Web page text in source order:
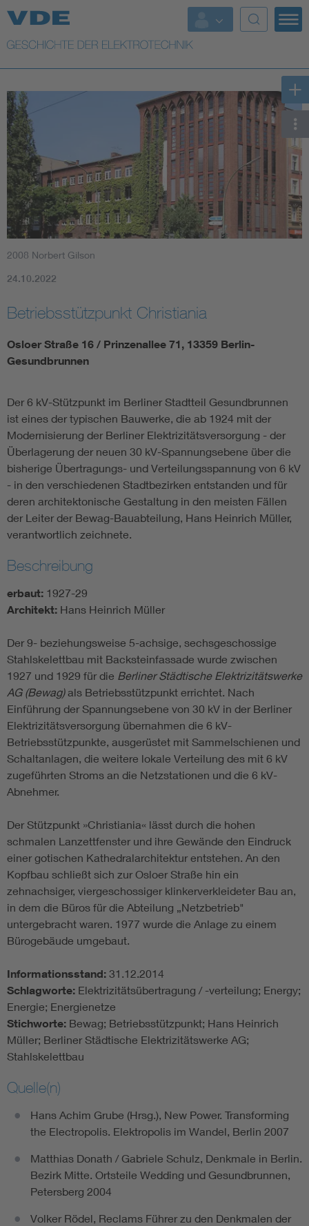
Top Themen
Weitere Themen
2008 Norbert Gilson
24.10.2022
Betriebsstützpunkt Christiania
Osloer Straße 16 / Prinzenallee 71, 13359 Berlin-
Gesundbrunnen
Der 6 kV-Stützpunkt im Berliner Stadtteil Gesundbrunnen
ist eines der typischen Bauwerke, die ab 1924 mit der
Modernisierung der Berliner Elektrizitätsversorgung - der
Überlagerung der neuen 30 kV-Spannungsebene über die
bisherige Übertragungs- und Verteilungsspannung von 6 kV
- in den verschiedenen Stadtbezirken entstanden und für
deren architektonische Gestaltung in den meisten Fällen
der Leiter der Bewag-Bauabteilung, Hans Heinrich Müller,
verantwortlich zeichnete.
Beschreibung
erbaut: 1927-29
Architekt: Hans Heinrich Müller
Der 9- beziehungsweise 5-achsige, sechsgeschossige
Stahlskelettbau mit Backsteinfassade wurde zwischen
1927 und 1929 für die Berliner Städtische Elektrizitätswerke
AG (Bewag)als Betriebsstützpunkt errichtet. Nach
Einführung der Spannungsebene von 30 kV in der Berliner
Elektrizitätsversorgung übernahmen die 6 kV-
Betriebsstützpunkte, ausgerüstet mit Sammelschienen und
Schaltanlagen, die weitere lokale Verteilung des mit 6 kV
zugeführten Stroms an die Netzstationen und die 6 kV-
Abnehmer.
Der Stützpunkt »Christiania« lässt durch die hohen
schmalen Lanzettfenster und ihre Gewände den Eindruck
einer gotischen Kathedralarchitektur entstehen. An den
Kopfbau schließt sich zur Osloer Straße hin ein
zehnachsiger, viergeschossiger klinkerverkleideter Bau an,
in dem die Büros für die Abteilung „Netzbetrieb"
untergebracht waren. 1977 wurde die Anlage zu einem
Bürogebäude umgebaut.
Informationsstand: 31.12.2014
Schlagworte: Elektrizitätsübertragung / -verteilung; Energy;
Energie; Energienetze
Stichworte: Bewag; Betriebsstützpunkt; Hans Heinrich
Müller; Berliner Städtische Elektrizitätswerke AG;
Stahlskelettbau
Quelle(n)
Hans Achim Grube (Hrsg.), New Power. Transforming
the Electropolis. Elektropolis im Wandel, Berlin 2007
Matthias Donath / Gabriele Schulz, Denkmale in Berlin.
Bezirk Mitte. Ortsteile Wedding und Gesundbrunnen,
Petersberg 2004
Volker Rödel, Reclams Führer zu den Denkmalen der